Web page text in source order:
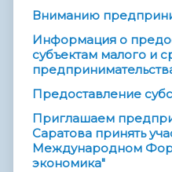
Вниманию
Информация о
субъектам малого и
Предоставление
Приглашаем
Саратова принять
Международном
экономика"